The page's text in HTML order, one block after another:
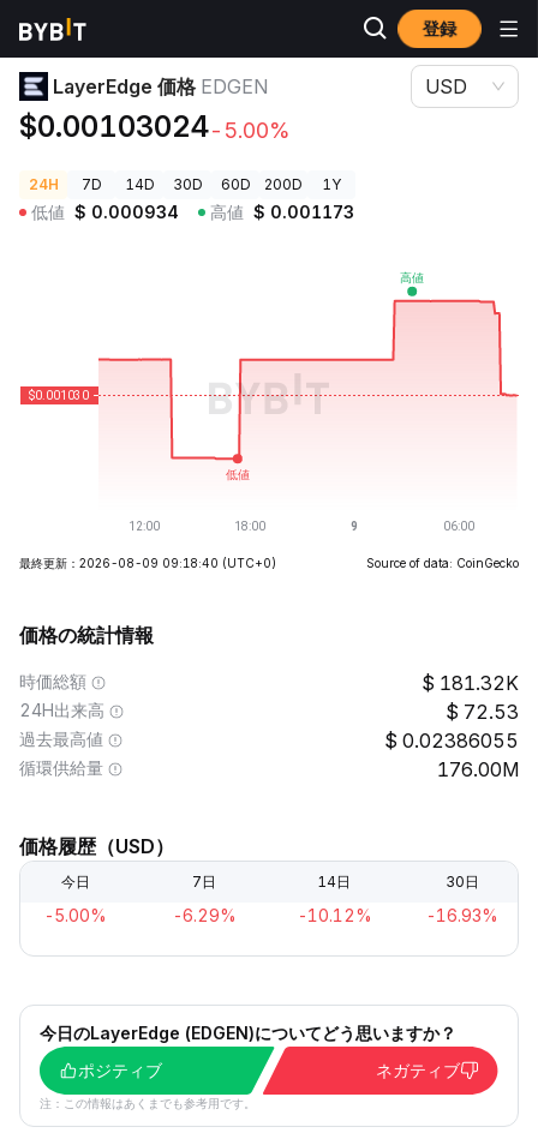
登録
暗号資産価格
LayerEdge 価格 EDGEN
$0.00103024-5.00%
USD
24H 7D 14D 30D 60D 200D 1Y
低値 $ 0.000934 高値 $ 0.001173
最終更新：2026-08-09 09:18:40 (UTC+0) Source of data: CoinGecko
価格の統計情報
時価総額 181.32K
24H出来高 72.53
過去最高値 0.02386055
循環供給量 176.00M
価格履歴（USD）
今日 7日 14日 30日
-5.00% -6.29% -10.12% -16.93%
今日のLayerEdge (EDGEN)についてどう思いますか？
ポジティブ
ネガティブ
注：この情報はあくまでも参考用です。